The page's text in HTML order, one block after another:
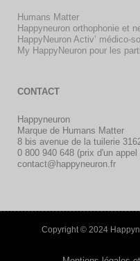
Humans Matter
Happyneuron orthophonie et
HappyNeuron Activ’ médico-
My HappyNeuron pour les
CONTACT
Happyneuron
Marque de Humans Matter
8 bis avenue de la tuilerie
0 800 940 648 (prix d'un
contact@happyneuron.fr
Copyright © 2024